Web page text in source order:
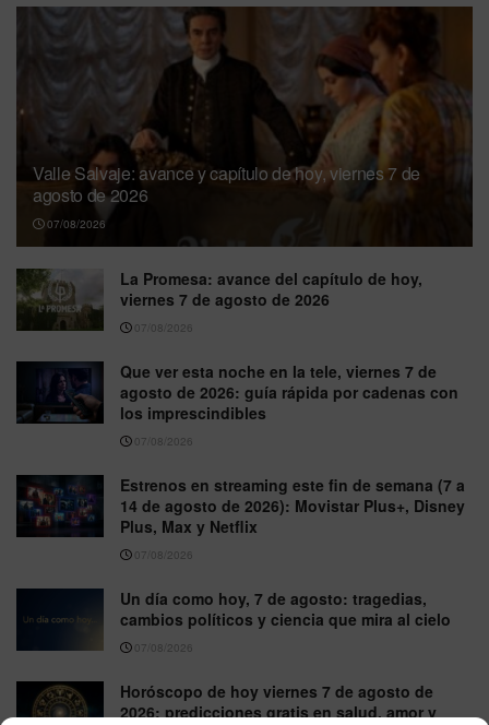
Valle Salvaje: avance y capítulo de hoy, viernes 7 de
agosto de 2026
07/08/2026
La Promesa: avance del capítulo de hoy,
viernes 7 de agosto de 2026
07/08/2026
Que ver esta noche en la tele, viernes 7 de
agosto de 2026: guía rápida por cadenas con
los imprescindibles
07/08/2026
Estrenos en streaming este fin de semana (7 a
14 de agosto de 2026): Movistar Plus+, Disney
Plus, Max y Netflix
07/08/2026
Un día como hoy, 7 de agosto: tragedias,
cambios políticos y ciencia que mira al cielo
07/08/2026
Horóscopo de hoy viernes 7 de agosto de
2026: predicciones gratis en salud, amor y